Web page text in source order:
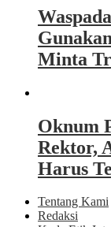
Minta
Oknum
Rektor,
Harus
Tentang Kami
Redaksi